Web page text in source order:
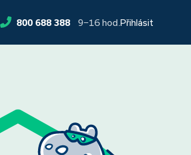
800 688 388 9−16 hod. Přihlásit